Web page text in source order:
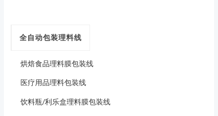
全自动包装理料线
烘焙食品理料膜包装线
医疗用品理料包装线
饮料瓶/利乐盒理料膜包装线